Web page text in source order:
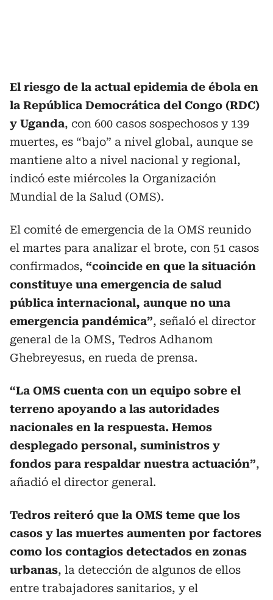
El riesgo de la actual epidemia de ébola en
la República Democrática del Congo (RDC)
y Uganda, con 600 casos sospechosos y 139
muertes, es “bajo” a nivel global, aunque se
mantiene alto a nivel nacional y regional,
indicó este miércoles la Organización
Mundial de la Salud (OMS).
El comité de emergencia de la OMS reunido
el martes para analizar el brote, con 51 casos
confirmados, “coincide en que la situación
constituye una emergencia de salud
pública internacional, aunque no una
emergencia pandémica”, señaló el director
general de la OMS, Tedros Adhanom
Ghebreyesus, en rueda de prensa.
“La OMS cuenta con un equipo sobre el
terreno apoyando a las autoridades
nacionales en la respuesta. Hemos
desplegado personal, suministros y
fondos para respaldar nuestra actuación”,
añadió el director general.
Tedros reiteró que la OMS teme que los
casos y las muertes aumenten por factores
como los contagios detectados en zonas
urbanas, la detección de algunos de ellos
entre trabajadores sanitarios, y el